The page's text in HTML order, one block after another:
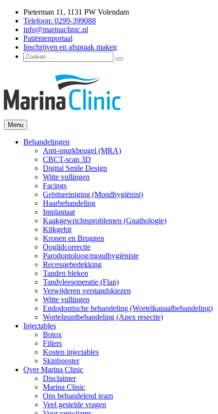
naar
inhoud
Pieterman 11, 1131 PW Volendam
Telefoon: 0299-399088
info@marinaclinic.nl
Patiëntenportaal
Inschrijven en afspraak maken
Zoeken
naar:
Zoeken
Marina Clinic
Omdat u goed in uw vel mag zitten.
Menu
Behandelingen
Anti-snurkbeugel (MRA)
CBCT-scan 3D
Digital Smile Design
Witte vullingen
Facings
Gebitsreiniging (Mondhygiënist)
Haarbehandeling
Implantaat
Kaakgewrichtsproblemen (Gnathologie)
Klikgebit
Kronen en Bruggen
Ooglidcorrectie
Parodontoloog/mondhygiëniste
Recessiebedekking
Tanden bleken
Tandvleesoperatie (Flap)
Verwijderen verstandskiezen
Witte vullingen
Endodontische behandeling (Wortelkanaalbehandeling)
Wortelpuntbehandeling (Apex resectie)
Injectables
Botox
Fillers
Kosten injectables
Skinbooster
Over Marina Clinic
Disclaimer
Marina Clinic
Ons behandelend team
Veel gestelde vragen